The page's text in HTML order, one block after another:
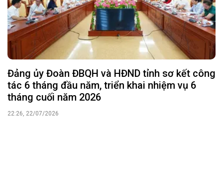
Đảng ủy Đoàn ĐBQH và HĐND tỉnh sơ kết công
tác 6 tháng đầu năm, triển khai nhiệm vụ 6
tháng cuối năm 2026
22:26, 22/07/2026